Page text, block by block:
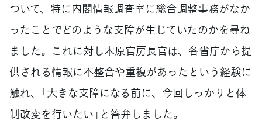
ついて、特に内閣情報調査室に総合調整事務がなか
ったことでどのような支障が生じていたのかを尋ね
ました。これに対し木原官房長官は、各省庁から提
供される情報に不整合や重複があったという経験に
触れ、「大きな支障になる前に、今回しっかりと体
制改変を行いたい」と答弁しました。